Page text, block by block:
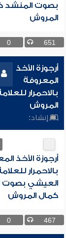
بصوت المنشد
المروش
651
0
أرجوزة الأخذ
المعروفة
بالاحمرار
المروش
إنشاد:
أرجوزة الأخذ
بالاحمرار
العيشي بصوت
كمال المروش
467
0